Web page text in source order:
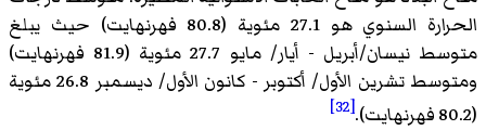
الحرارة السنوي هو 27.1 مئوية (80.8 فهرنهايت) حيث يبلغ
متوسط نيسان/أبريل - أيار/ مايو 27.7 مئوية (81.9 فهرنهايت)
ومتوسط تشرين الأول/ أكتوبر - كانون الأول/ ديسمبر 26.8 مئوية
(80.2 فهرنهايت).
[32]